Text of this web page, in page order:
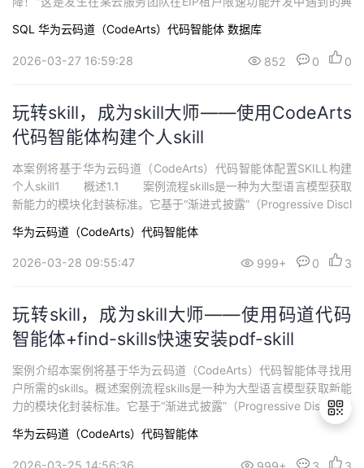
开发者在数据库映射mapper文档中添加LEFT JOIN后，数据库查询
性能直线下降。华为云码道（CodeArts）代码智能体的出现，重新
SQL 华为云码道（CodeArts）代码智能体 数据库
2026-03-27 16:59:28 852 0 0
玩转skill，成为skill大师——使用CodeArts
代码智能体构建个人skill
本案例将基于华为云码道（CodeArts）代码智能体配置SKILL构建
个人skill1 概述1.1 案例流程skills是一种为大型语言模型获取
新能力的模块化封装标准。它基于“渐进式披露”（Progressive Discl
立单元。该机制允许模型在对话上下文中，通过元数据智能识别用
户意图，仅在需要执行特定...
华为云码道（CodeArts）代码智能体
2026-03-28 09:55:47 999+ 0 3
玩转skill，成为skill大师——使用码道代码
智能体+find-skills快速安装pdf-skill
案例介绍本案例将基于华为云码道（CodeArts）代码智能体寻找用
户所需的skills。概述案例流程skills是一种为大型语言模型获取新能
力的模块化封装标准。它基于“渐进式披露”（Progressive Disclosur
e）架构设计，将特定任务的指令、脚本与资源结构化存储为独立单
元。该机制允许模型在对话上下文中，通过元数据智能识别用户意
图，仅在需要执行特定功能时，才按需加载对应的核心指令...
华为云码道（CodeArts）代码智能体
2026-03-25 14:56:36